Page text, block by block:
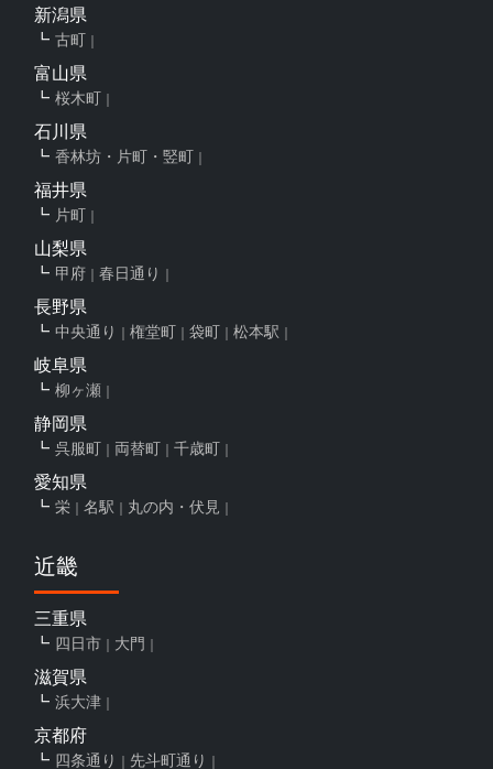
新潟県
古町
富山県
桜木町
石川県
香林坊・片町・竪町
福井県
片町
山梨県
甲府 春日通り
長野県
中央通り 権堂町 袋町 松本駅
岐阜県
柳ヶ瀬
静岡県
呉服町 両替町 千歳町
愛知県
栄 名駅 丸の内・伏見
近畿
三重県
四日市 大門
滋賀県
浜大津
京都府
四条通り 先斗町通り